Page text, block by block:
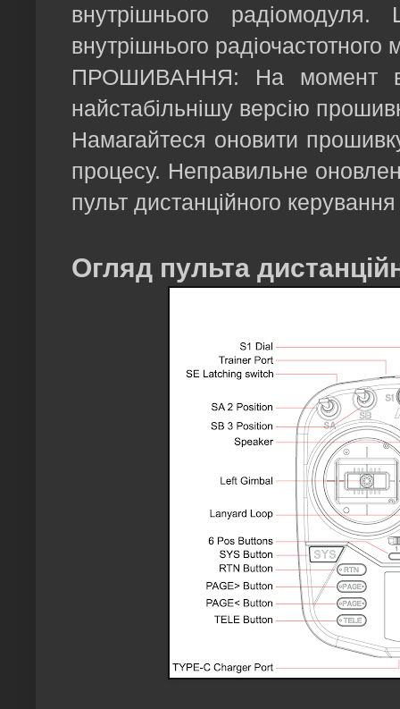
внутрішнього
внутрішнього
ПРОШИВАННЯ: На момент
найстабільнішу версію
Намагайтеся оновити
процесу. Неправильне
пульт дистанційного
Огляд пульта